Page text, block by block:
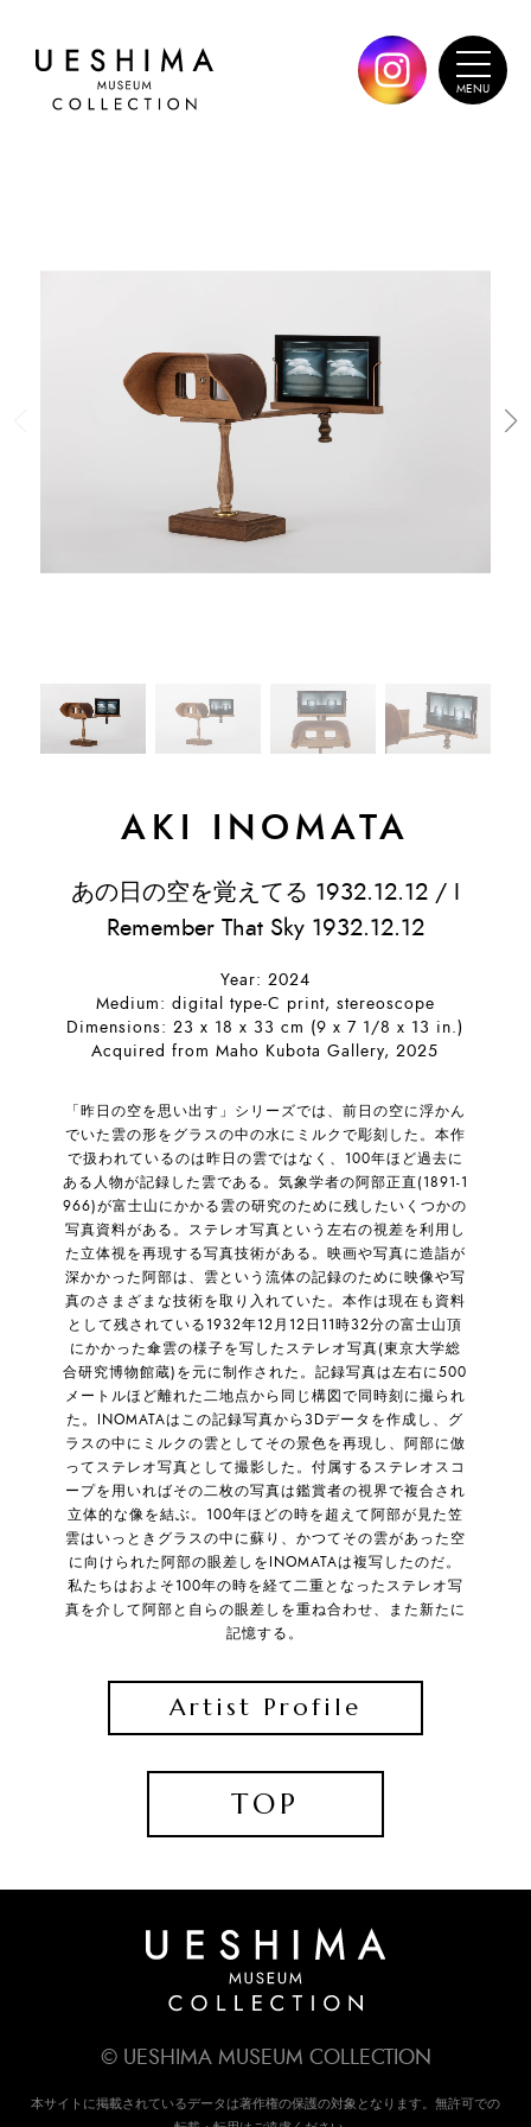
AKI INOMATA
あの日の空を覚えてる 1932.12.12 / I
Remember That Sky 1932.12.12
Year: 2024
Medium: digital type-C print, stereoscope
Dimensions: 23 x 18 x 33 cm (9 x 7 1/8 x 13 in.)
Acquired from Maho Kubota Gallery, 2025
「昨日の空を思い出す」シリーズでは、前日の空に浮かん
でいた雲の形をグラスの中の水にミルクで彫刻した。本作
で扱われているのは昨日の雲ではなく、100年ほど過去に
ある人物が記録した雲である。気象学者の阿部正直(1891-1
966)が富士山にかかる雲の研究のために残したいくつかの
写真資料がある。ステレオ写真という左右の視差を利用し
た立体視を再現する写真技術がある。映画や写真に造詣が
深かかった阿部は、雲という流体の記録のために映像や写
真のさまざまな技術を取り入れていた。本作は現在も資料
として残されている1932年12月12日11時32分の富士山頂
にかかった傘雲の様子を写したステレオ写真(東京大学総
合研究博物館蔵)を元に制作された。記録写真は左右に500
メートルほど離れた二地点から同じ構図で同時刻に撮られ
た。INOMATAはこの記録写真から3Dデータを作成し、グ
ラスの中にミルクの雲としてその景色を再現し、阿部に倣
ってステレオ写真として撮影した。付属するステレオスコ
ープを用いればその二枚の写真は鑑賞者の視界で複合され
立体的な像を結ぶ。100年ほどの時を超えて阿部が見た笠
雲はいっときグラスの中に蘇り、かつてその雲があった空
に向けられた阿部の眼差しをINOMATAは複写したのだ。
私たちはおよそ100年の時を経て二重となったステレオ写
真を介して阿部と自らの眼差しを重ね合わせ、また新たに
記憶する。
Artist Profile
TOP
© UESHIMA MUSEUM COLLECTION
本サイトに掲載されているデータは著作権の保護の対象となります。無許可での